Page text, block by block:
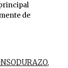
de
,